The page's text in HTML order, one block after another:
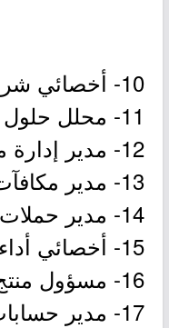
10- أخصائي شراكات أول.
11- محلل حلول أعمال.
12- مدير إدارة موردين.
13- مدير مكافآت.
14- مدير حملات تسويقية.
15- أخصائي أداء أول.
16- مسؤول منتج العنوان الوطني.
17- مدير حسابات شركات.